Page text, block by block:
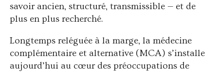
savoir ancien, structuré, transmissible — et de
plus en plus recherché.
Longtemps reléguée à la marge, la médecine
complémentaire et alternative (MCA) s’installe
aujourd’hui au cœur des préoccupations de